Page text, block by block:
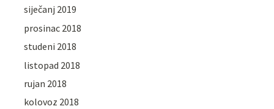
siječanj 2019
prosinac 2018
studeni 2018
listopad 2018
rujan 2018
kolovoz 2018